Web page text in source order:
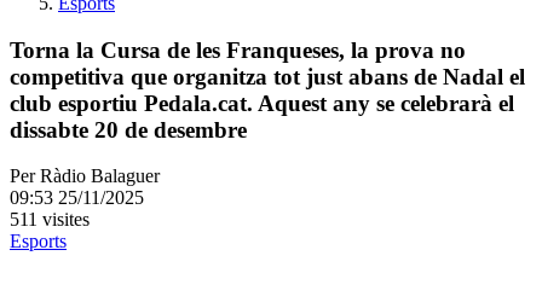
Torna la Cursa de les Franqueses, la prova no
competitiva que organitza tot just abans de Nadal el
club esportiu Pedala.cat. Aquest any se celebrarà el
dissabte 20 de desembre
Per Ràdio Balaguer
09:53 25/11/2025
511 visites
Esports